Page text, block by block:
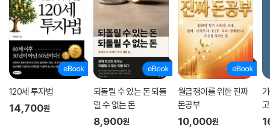
04 옵션과 비슷하지만 다른 ELW
여기서 잠깐_위칭데이란?
Q&A 투자처방
강샘의 투자원칙 멘토링_기회를 알아보는 혜안을 키우세요.
120세 투자법
14,700원
되돌릴 수 있는 돈 되돌
릴 수 없는 돈
8,900원
월급쟁이를 위한 진짜
돈공부
10,000원